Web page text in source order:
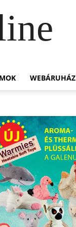
WEBÁRUHÁZ